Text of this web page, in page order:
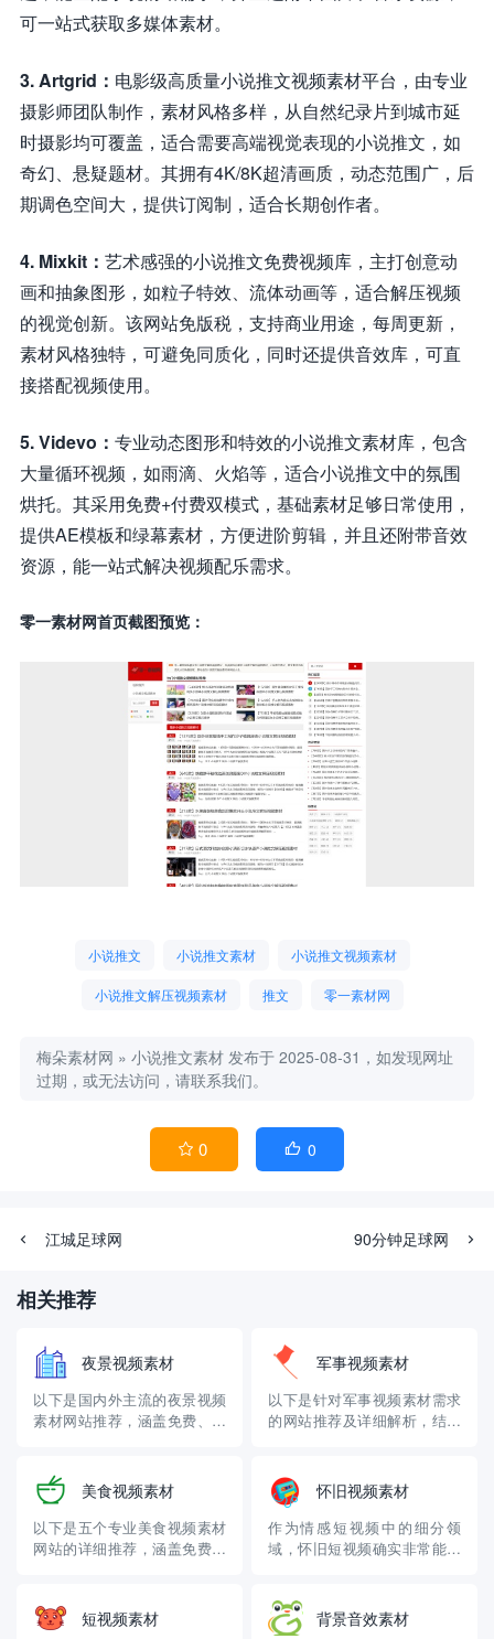
可一站式获取多媒体素材。
3. Artgrid： 电影级高质量小说推文视频素材平台，由专业
摄影师团队制作，素材风格多样，从自然纪录片到城市延
时摄影均可覆盖，适合需要高端视觉表现的小说推文，如
奇幻、悬疑题材。其拥有4K/8K超清画质，动态范围广，后
期调色空间大，提供订阅制，适合长期创作者。
4. Mixkit： 艺术感强的小说推文免费视频库，主打创意动
画和抽象图形，如粒子特效、流体动画等，适合解压视频
的视觉创新。该网站免版税，支持商业用途，每周更新，
素材风格独特，可避免同质化，同时还提供音效库，可直
接搭配视频使用。
5. Videvo： 专业动态图形和特效的小说推文素材库，包含
大量循环视频，如雨滴、火焰等，适合小说推文中的氛围
烘托。其采用免费+付费双模式，基础素材足够日常使用，
提供AE模板和绿幕素材，方便进阶剪辑，并且还附带音效
资源，能一站式解决视频配乐需求。
零一素材网首页截图预览：
小说推文 小说推文素材 小说推文视频素材
小说推文解压视频素材 推文 零一素材网
梅朵素材网 » 小说推文素材 发布于 2025-08-31，如发现网址
过期，或无法访问，请联系我们。
 0  0
江城足球网 90分钟足球网
相关推荐
夜景视频素材
以下是国内外主流的夜景视频
素材网站推荐，涵盖免费、付
细解析： 一、免费优质资源平
台 1. 蛙学素材网
（https://www.fishkernbaw.co
m） – 特点：国内垂...
军事视频素材
以下是针对军事视频素材需求
的网站推荐及详细解析，结合
素材库、国际资源站、工具类
下载站及社区论坛五大类，覆
盖不同用户的使用场景和风险
偏好： 一、专业素材库（垂直
美食视频素材
以下是五个专业美食视频素材
网站的详细推荐，涵盖免费与
视频的经历来看，需要美食视
频素材的朋友首选“早彩素材
怀旧视频素材
作为情感短视频中的细分领
域，怀旧短视频确实非常能激
高，这也是为什么很多朋友喜
欢做怀旧类短视频账号的重要
短视频素材 背景音效素材